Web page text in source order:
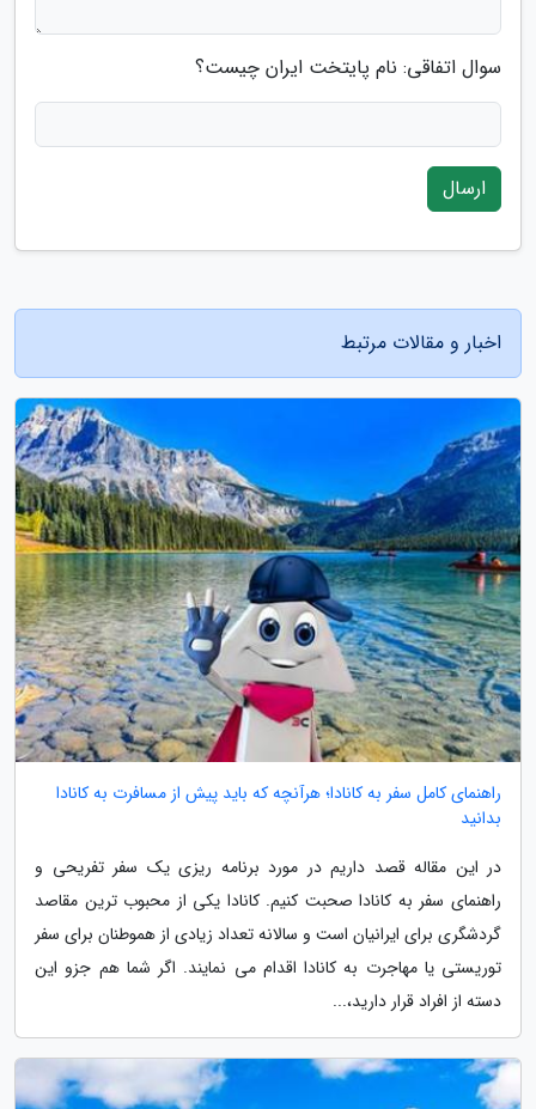
سوال اتفاقی: نام پایتخت ایران چیست؟
ارسال
اخبار و مقالات مرتبط
راهنمای کامل سفر به کانادا؛ هرآنچه که باید پیش از مسافرت به کانادا
بدانید
در این مقاله قصد داریم در مورد برنامه ریزی یک سفر تفریحی و
راهنمای سفر به کانادا صحبت کنیم. کانادا یکی از محبوب ترین مقاصد
گردشگری برای ایرانیان است و سالانه تعداد زیادی از هموطنان برای سفر
توریستی یا مهاجرت به کانادا اقدام می نمایند. اگر شما هم جزو این
دسته از افراد قرار دارید،...